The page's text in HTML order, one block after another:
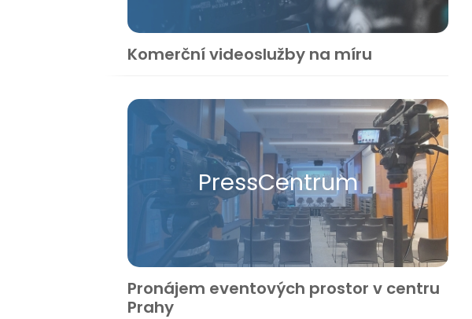
Komerční videoslužby na míru
Press​Centrum
Pronájem eventových prostor v centru
Prahy